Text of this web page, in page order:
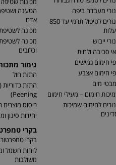
מעבדה ביפה
תנורים לטיפול תרמי עד 850
ייבוש
סביבה ולחות
חימום גמישים
חימום אצבע
מים
חימום – מעילי חימום
לחימום שמיכות
הטענה
אדם
מכונה לשטיפת
מכונה
וכלובים
גימור
התזת חול
Peening)
ריסוס מוצרים
יחידות סינון
בקרי
בקרי
לוחות חשמל
משולבות